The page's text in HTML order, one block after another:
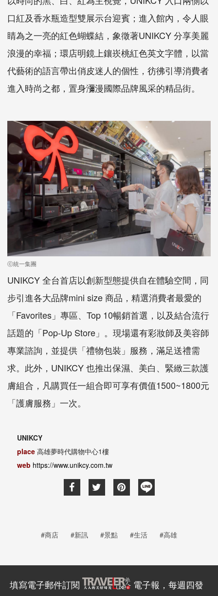
口紅及香水瓶造型雙展示台迎賓；進入館內，令人眼
睛為之一亮的紅色蝴蝶結，象徵著UNIKCY 分享美麗
浪漫的幸福；環店明鏡上鑲崁桃紅色英文字體，以當
代藝術的語言帶出俏皮迷人的個性，彷彿引導消費者
進入時尚之都，置身瀰漫國際品牌風采的精品街。
ⓒ統一集團
UNIKCY 全台首店以創新型態提供自在體驗空間，同
步引進各大品牌mini size 商品，精選消費者最愛的
「Favorites」專區、Top 10暢銷首選，以及結合流行
話題的「Pop-Up Store」。現場還有彩妝師及美容師
專業諮詢，並提供「禮物包裝」服務，滿足送禮需
求。此外，UNIKCY 也推出保濕、美白、緊緻三款護
膚組合，凡購買任一組合即可享有價值1500~1800元
「護膚服務」一次。
UNIKCY
place 高雄夢時代購物中心1樓
web https://www.unikcy.com.tw
#商店 #新訊 #景點 #生活 #高雄
填寫電子郵件訂閱
電子報，每週四發